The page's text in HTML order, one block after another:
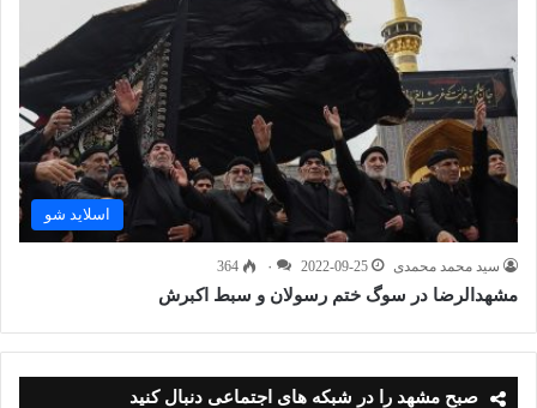
اسلاید شو
سید محمد محمدی 2022-09-25 ۰ 364
مشهدالرضا در سوگ ختم رسولان و سبط اکبرش
صبح مشهد را در شبکه های اجتماعی دنبال کنید